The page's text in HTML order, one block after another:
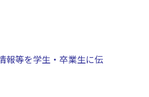
報等を学生・卒業生に伝